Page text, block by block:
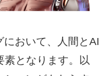
おいて、人間とAI
素となります。以